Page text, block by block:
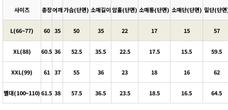
사이즈 총장어깨가슴(단면) 소매길이암홀(단면) 소매통(단면) 소매단(단면) 밑단(단
L(66~77) 60 35 50 35 22 17 15 57
XL(88) 60.5 36 52.5 35.5 22.5 17.5 15.5 59.5
XXL(99) 61 37 55 36 23 18 16 62
별대(100~110)61.5 38 57.5 36.5 23.5 18.5 16.5 64.5